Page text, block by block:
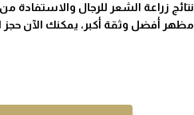
نتائج زراعة الشعر للرجال والاستفادة
مظهر أفضل وثقة أكبر، يمكنك الآن